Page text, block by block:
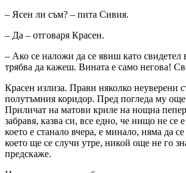
– Ясен ли съм? – пита Сивия.
– Да – отговаря Красен.
– Ако се наложи да се явиш като свидетел
трябва да кажеш. Вината е само негова!
Красен излиза. Прави няколко неуверени
полутъмния коридор. Пред погледа му
Приличат на матови криле на нощна
забравя, казва си, все едно, че нищо не се
което е станало вчера, е минало, няма да
което ще се случи утре, никой още не го
предскаже.